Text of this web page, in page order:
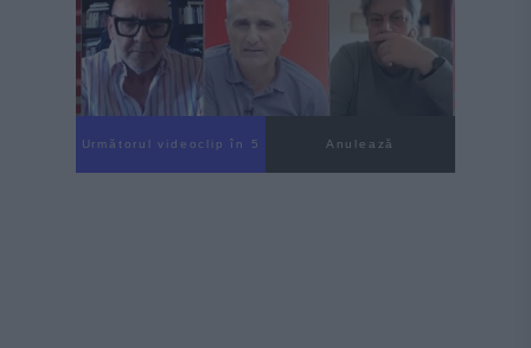
Următorul videoclip în 4 Anulează